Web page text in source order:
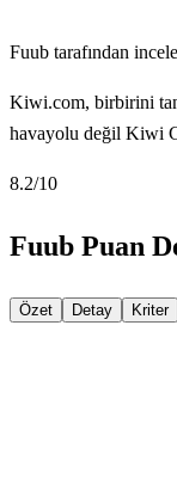
Fuub tarafından
Kiwi.com, birbirini
havayolu değil Kiwi
8.2/10
Fuub Puan
Özet Detay Kriter